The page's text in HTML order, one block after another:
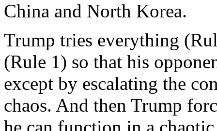
China and North Korea.
Trump tries everything (
(Rule 1) so that his
except by escalating the
chaos. And then Trump